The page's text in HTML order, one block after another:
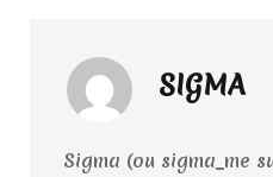
SIGMA
Sigma (ou sigma_me